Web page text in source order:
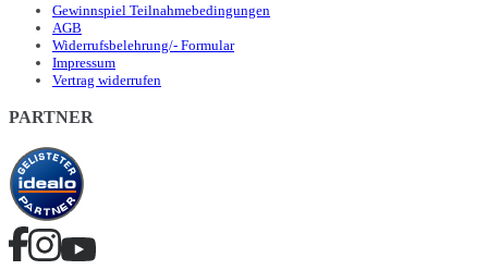
Gewinnspiel Teilnahmebedingungen
AGB
Widerrufsbelehrung/- Formular
Impressum
Vertrag widerrufen
PARTNER